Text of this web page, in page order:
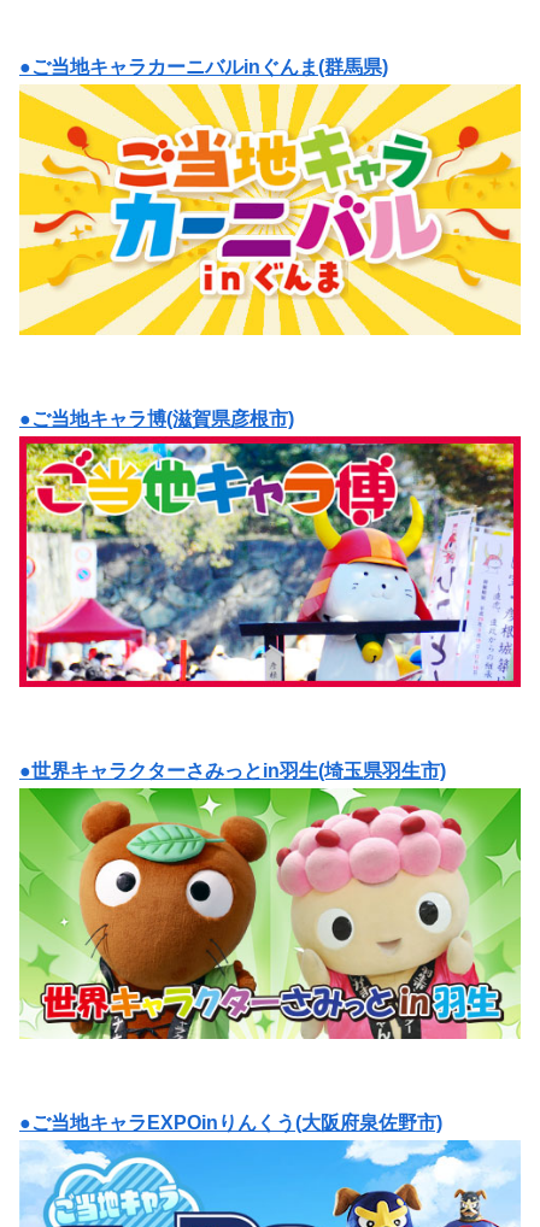
●ご当地キャラカーニバルinぐんま(群馬県)
●ご当地キャラ博(滋賀県彦根市)
●世界キャラクターさみっとin羽生(埼玉県羽生市)
●ご当地キャラEXPOinりんくう(大阪府泉佐野市)